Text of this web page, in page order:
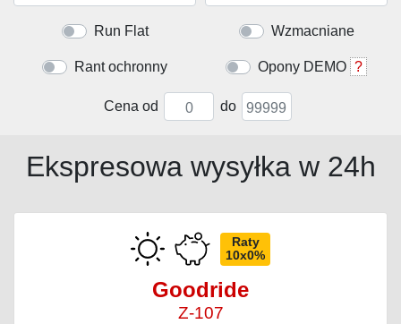
Run Flat Wzmacniane
Rant ochronny Opony DEMO ?
Cena od do
Ekspresowa wysyłka w 24h
Raty
10x0%
Goodride
Z-107